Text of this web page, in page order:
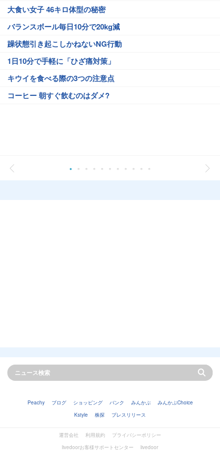
大食い女子 46キロ体型の秘密
バランスボール毎日10分で20kg減
躁状態引き起こしかねないNG行動
1日10分で手軽に「ひざ痛対策」
キウイを食べる際の3つの注意点
コーヒー 朝すぐ飲むのはダメ?
Peachy ブログ ショッピング バンク みんかぶ
みんかぶChoice
Kstyle
株探 プレスリリース
運営会社 利用規約
プライバシーポリシー
livedoorお客様サポートセンター
livedoor